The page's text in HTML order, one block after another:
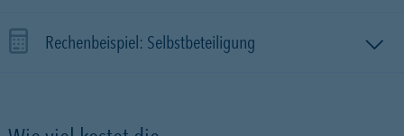
Rechenbeispiel: Selbstbeteiligung